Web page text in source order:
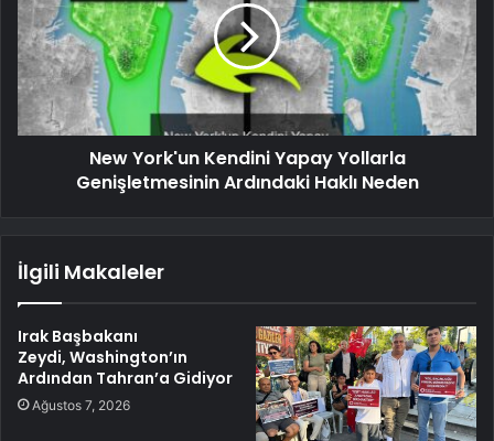
New York'un Kendini Yapay Yollarla
Genişletmesinin Ardındaki Haklı Neden
İlgili Makaleler
Irak Başbakanı
Zeydi, Washington’ın
Ardından Tahran’a Gidiyor
Ağustos 7, 2026